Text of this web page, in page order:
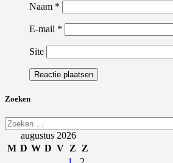
Naam *
E-mail *
Site
Zoeken
Zoeken
naar:augustus 2026
M D W D V Z
Z